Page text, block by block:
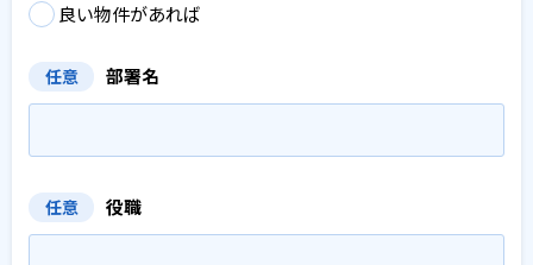
良い物件があれば
任意 部署名
任意 役職